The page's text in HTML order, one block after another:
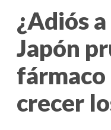
¿Adiós
Japón
fármaco
crecer